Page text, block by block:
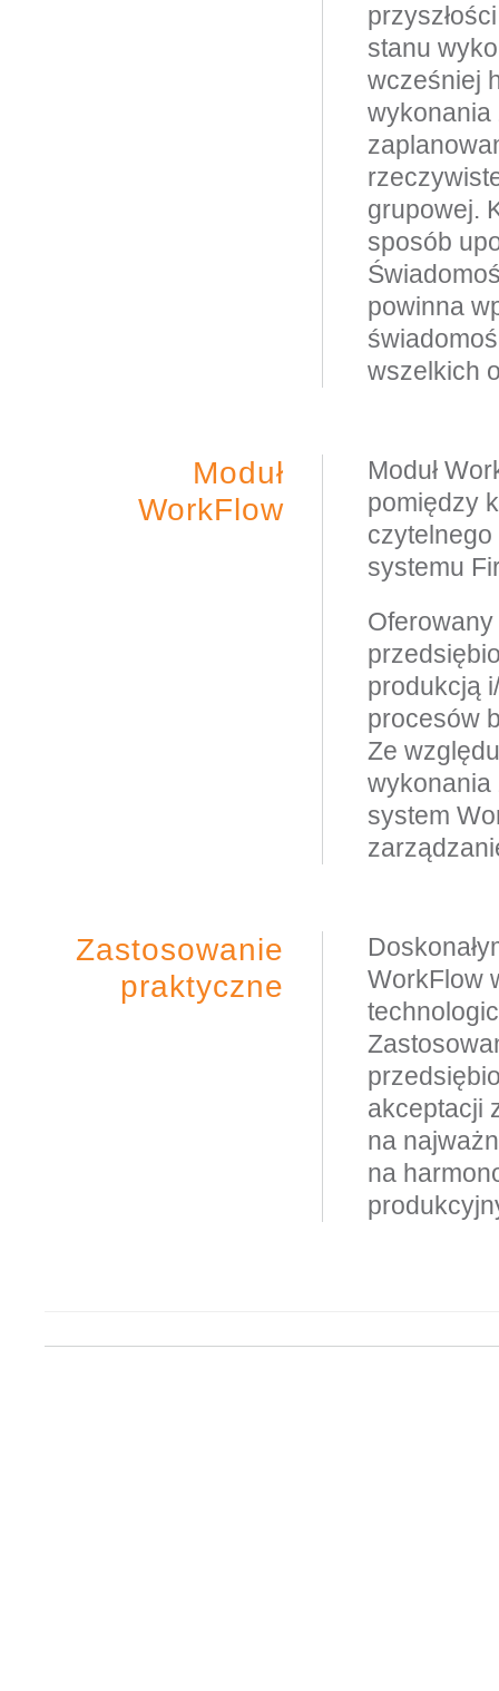
stanu
wcześniej
wykonania
grupowej.
sposób
powinna
wszelkich
Moduł
WorkFlow
Moduł
pomiędzy
czytelnego
systemu
Oferowany
produkcją
procesów
Ze
wykonania
system
Zastosowanie
praktyczne
WorkFlow
akceptacji
na
na